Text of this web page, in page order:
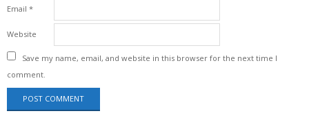
Email *
Website
Save my name, email, and website in this browser for the next time I
comment.